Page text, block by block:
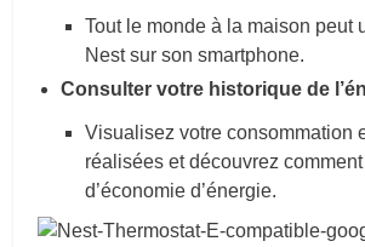
Tout le monde à la maison peut
Nest sur son smartphone.
Consulter votre historique de
Visualisez votre consommation
réalisées et découvrez
d’économie d’énergie.